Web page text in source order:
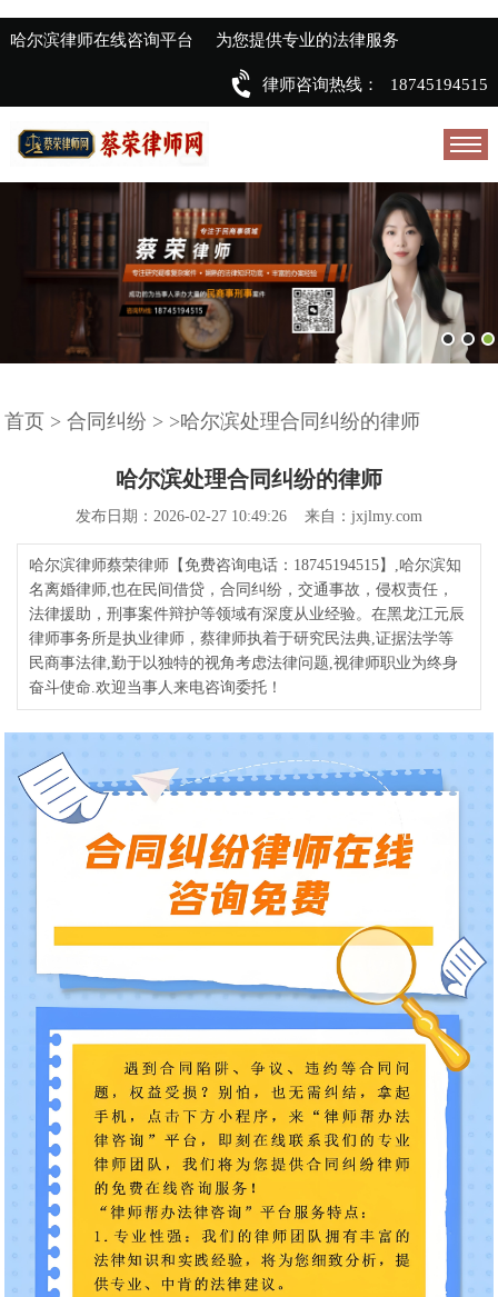
哈尔滨律师在线咨询平台 为您提供专业的法律服务
律师咨询热线： 18745194515
首页 >合同纠纷 > >哈尔滨处理合同纠纷的律师
哈尔滨处理合同纠纷的律师
发布日期：2026-02-27 10:49:26 来自：jxjlmy.com
哈尔滨律师蔡荣律师【免费咨询电话：18745194515】,哈尔滨知
名离婚律师,也在民间借贷，合同纠纷，交通事故，侵权责任，
法律援助，刑事案件辩护等领域有深度从业经验。在黑龙江元辰
律师事务所是执业律师，蔡律师执着于研究民法典,证据法学等
民商事法律,勤于以独特的视角考虑法律问题,视律师职业为终身
奋斗使命.欢迎当事人来电咨询委托！